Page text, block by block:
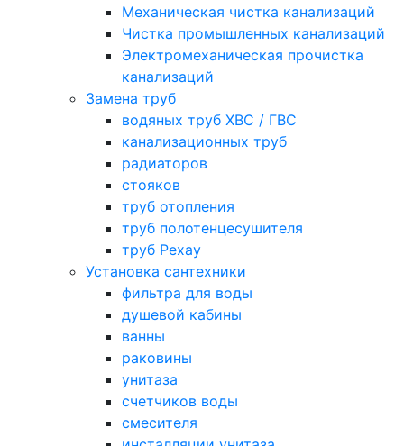
Механическая чистка канализаций
Чистка промышленных канализаций
Электромеханическая прочистка
канализаций
Замена труб
водяных труб ХВС / ГВС
канализационных труб
радиаторов
стояков
труб отопления
труб полотенцесушителя
труб Рехау
Установка сантехники
фильтра для воды
душевой кабины
ванны
раковины
унитаза
счетчиков воды
смесителя